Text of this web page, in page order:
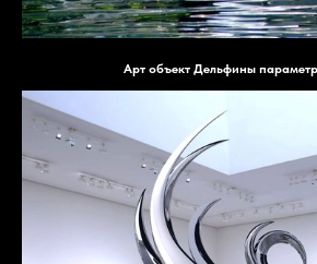
Арт объект Дельфины